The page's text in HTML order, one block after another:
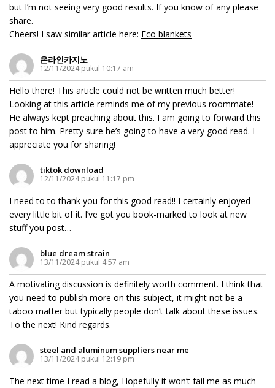
but I’m not seeing very good results. If you know of any please
share.
Cheers! I saw similar article here: Eco blankets
온라인카지노
12/11/2024 pukul 10:17 am
Hello there! This article could not be written much better!
Looking at this article reminds me of my previous roommate!
He always kept preaching about this. I am going to forward this
post to him. Pretty sure he’s going to have a very good read. I
appreciate you for sharing!
tiktok download
12/11/2024 pukul 11:17 pm
I need to to thank you for this good read!! I certainly enjoyed
every little bit of it. I’ve got you book-marked to look at new
stuff you post…
blue dream strain
13/11/2024 pukul 4:57 am
A motivating discussion is definitely worth comment. I think that
you need to publish more on this subject, it might not be a
taboo matter but typically people don’t talk about these issues.
To the next! Kind regards.
steel and aluminum suppliers near me
13/11/2024 pukul 12:19 pm
The next time I read a blog, Hopefully it won’t fail me as much